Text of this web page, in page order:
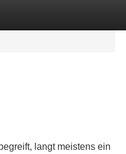
langt meistens ein